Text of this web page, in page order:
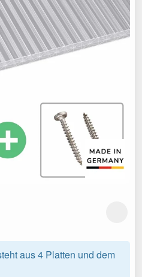
aus 4 Platten und dem